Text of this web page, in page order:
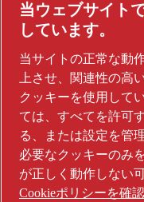
アトラスコプコ
ノロジーをど
ださい。
アトラスコプコ
当ウェブサイト
しています。
当サイトの正常な動
上させ、関連性の高
クッキーを使用して
ては、すべてを許可
る、または設定を管
必要なクッキーのみ
が正しく動作しない
Cookieポリシーを確